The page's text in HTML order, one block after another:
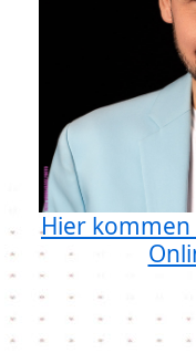
Hier kommen